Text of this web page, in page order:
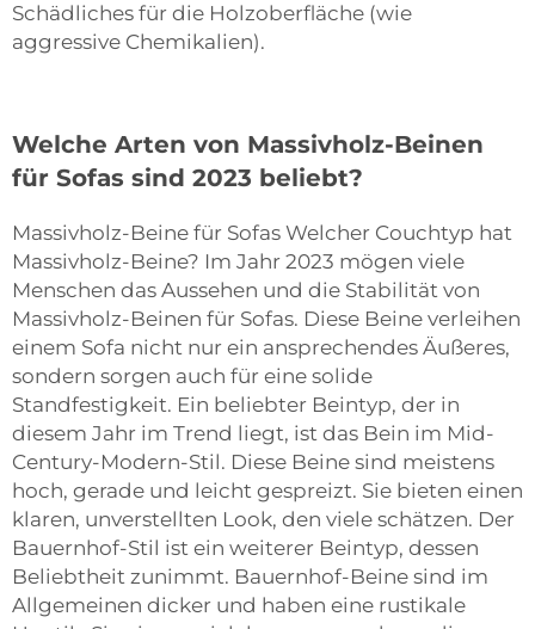
Schädliches für die Holzoberfläche (wie
aggressive Chemikalien).
Welche Arten von Massivholz-Beinen
für Sofas sind 2023 beliebt?
Massivholz-Beine für Sofas Welcher Couchtyp hat
Massivholz-Beine? Im Jahr 2023 mögen viele
Menschen das Aussehen und die Stabilität von
Massivholz-Beinen für Sofas. Diese Beine verleihen
einem Sofa nicht nur ein ansprechendes Äußeres,
sondern sorgen auch für eine solide
Standfestigkeit. Ein beliebter Beintyp, der in
diesem Jahr im Trend liegt, ist das Bein im Mid-
Century-Modern-Stil. Diese Beine sind meistens
hoch, gerade und leicht gespreizt. Sie bieten einen
klaren, unverstellten Look, den viele schätzen. Der
Bauernhof-Stil ist ein weiterer Beintyp, dessen
Beliebtheit zunimmt. Bauernhof-Beine sind im
Allgemeinen dicker und haben eine rustikale